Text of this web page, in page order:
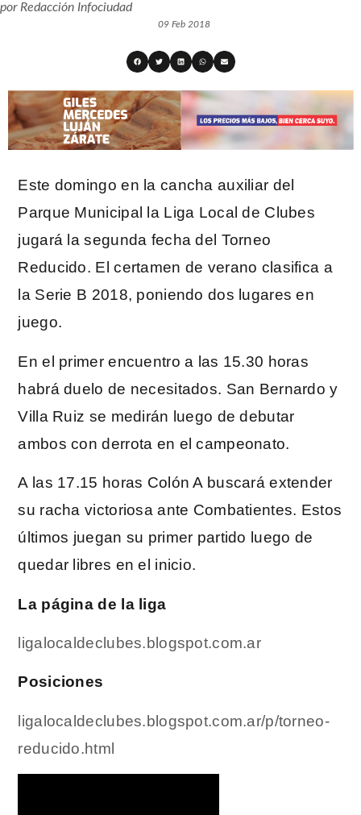
porRedacción Infociudad
09 Feb 2018
Este domingo en la cancha auxiliar del
Parque Municipal la Liga Local de Clubes
jugará la segunda fecha del Torneo
Reducido. El certamen de verano clasifica a
la Serie B 2018, poniendo dos lugares en
juego.
En el primer encuentro a las 15.30 horas
habrá duelo de necesitados. San Bernardo y
Villa Ruiz se medirán luego de debutar
ambos con derrota en el campeonato.
A las 17.15 horas Colón A buscará extender
su racha victoriosa ante Combatientes. Estos
últimos juegan su primer partido luego de
quedar libres en el inicio.
La página de la liga
ligalocaldeclubes.blogspot.com.ar
Posiciones
ligalocaldeclubes.blogspot.com.ar/p/torneo-
reducido.html